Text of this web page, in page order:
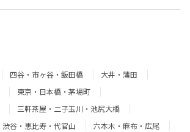
四谷・市ヶ谷・飯田橋
大井・蒲田
東京・日本橋・茅場町
三軒茶屋・二子玉川・池尻大橋
渋谷・恵比寿・代官山
六本木・麻布・広尾